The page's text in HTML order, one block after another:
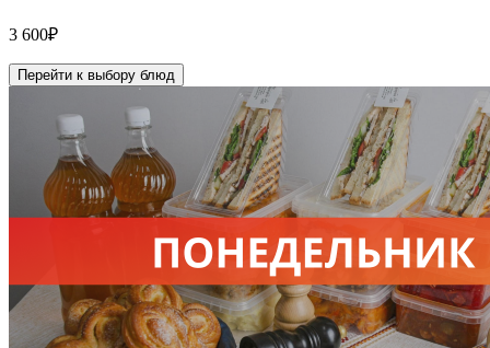
3 600₽
Перейти к выбору блюд